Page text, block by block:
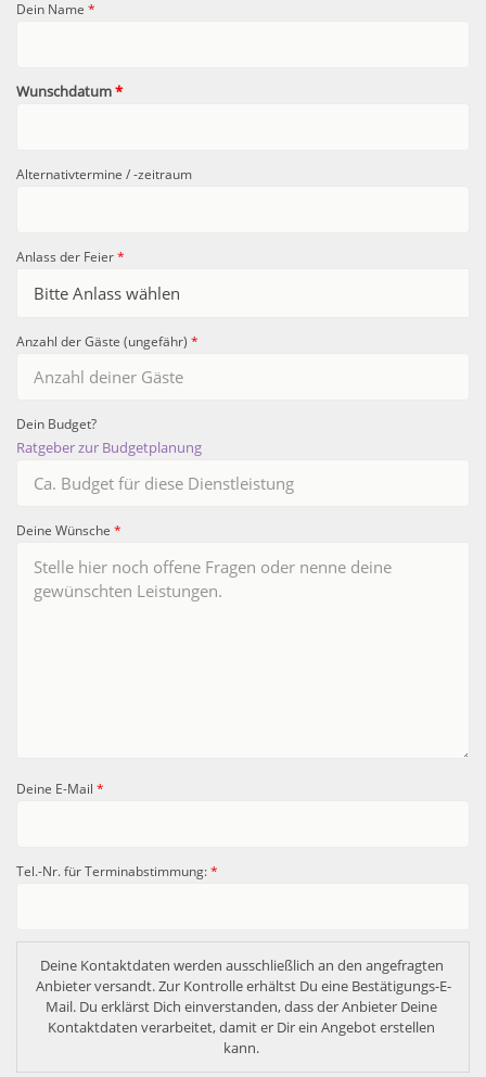
Dein Name *
Wunschdatum*
Alternativtermine / -zeitraum
Anlass der Feier*
Anzahl der Gäste (ungefähr) *
Dein Budget?
Ratgeber zur Budgetplanung
Deine Wünsche *
Deine E-Mail *
Tel.-Nr. für Terminabstimmung:*
Deine Kontaktdaten werden ausschließlich an den angefragten
Anbieter versandt. Zur Kontrolle erhältst Du eine Bestätigungs-E-
Mail. Du erklärst Dich einverstanden, dass der Anbieter Deine
Kontaktdaten verarbeitet, damit er Dir ein Angebot erstellen
kann.